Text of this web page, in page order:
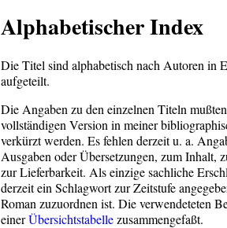
Alphabetischer Index
Die Titel sind alphabetisch nach Autoren in
aufgeteilt.
Die Angaben zu den einzelnen Titeln
vollständigen Version in meiner
verkürzt werden. Es fehlen derzeit u. a.
Ausgaben oder Übersetzungen, zum Inhalt,
zur Lieferbarkeit. Als einzige sachliche
derzeit ein Schlagwort zur Zeitstufe
Roman zuzuordnen ist. Die verwendeteten
einerÜbersichtstabellezusammengefaßt.